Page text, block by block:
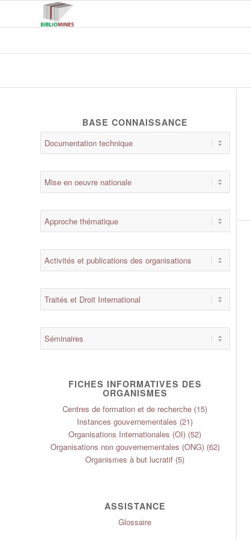
BASE CONNAISSANCE
FICHES INFORMATIVES DES
ORGANISMES
Centres de formation et de recherche (15)
Instances gouvernementales (21)
Organisations Internationales (OI) (52)
Organisations non gouvernementales (ONG)(62)
Organismes à but lucratif (5)
ASSISTANCE
Glossaire